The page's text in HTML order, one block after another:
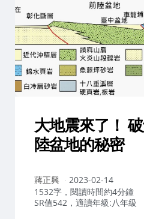
大地震來了！
陸盆地的秘密
作
者：
蔣正興
2023-02-14
1532字，閱讀時間約4分鐘
SR值542，適讀年級:八年級